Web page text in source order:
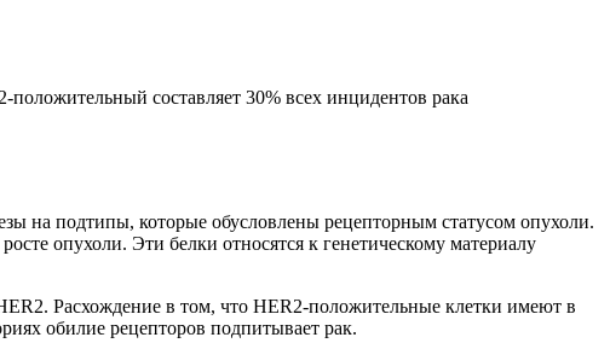
составляет 30% всех инцидентов рака
на подтипы, которые обусловлены рецепторным статусом опухоли.
опухоли. Эти белки относятся к генетическому материалу
Расхождение в том, что HER2-положительные клетки имеют в
обилие рецепторов подпитывает рак.